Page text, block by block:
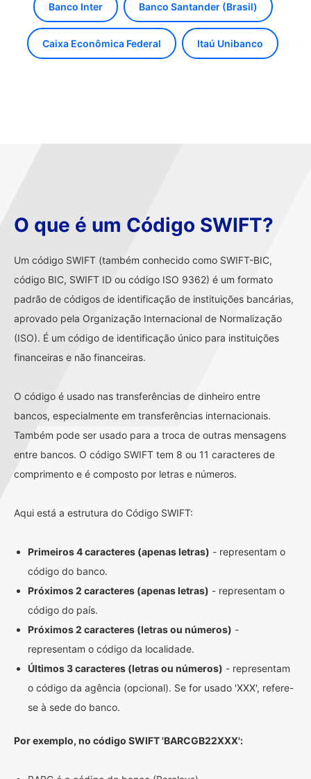
Banco Inter Banco Santander (Brasil)
Caixa Econômica Federal Itaú Unibanco
O que é um Código SWIFT?
Um código SWIFT (também conhecido como SWIFT-BIC,
código BIC, SWIFT ID ou código ISO 9362) é um formato
padrão de códigos de identificação de instituições bancárias,
aprovado pela Organização Internacional de Normalização
(ISO). É um código de identificação único para instituições
financeiras e não financeiras.
O código é usado nas transferências de dinheiro entre
bancos, especialmente em transferências internacionais.
Também pode ser usado para a troca de outras mensagens
entre bancos. O código SWIFT tem 8 ou 11 caracteres de
comprimento e é composto por letras e números.
Aqui está a estrutura do Código SWIFT:
Primeiros 4 caracteres (apenas letras) - representam o
código do banco.
Próximos 2 caracteres (apenas letras) - representam o
código do país.
Próximos 2 caracteres (letras ou números) -
representam o código da localidade.
Últimos 3 caracteres (letras ou números) - representam
o código da agência (opcional). Se for usado 'XXX', refere-
se à sede do banco.
Por exemplo, no código SWIFT 'BARCGB22XXX':